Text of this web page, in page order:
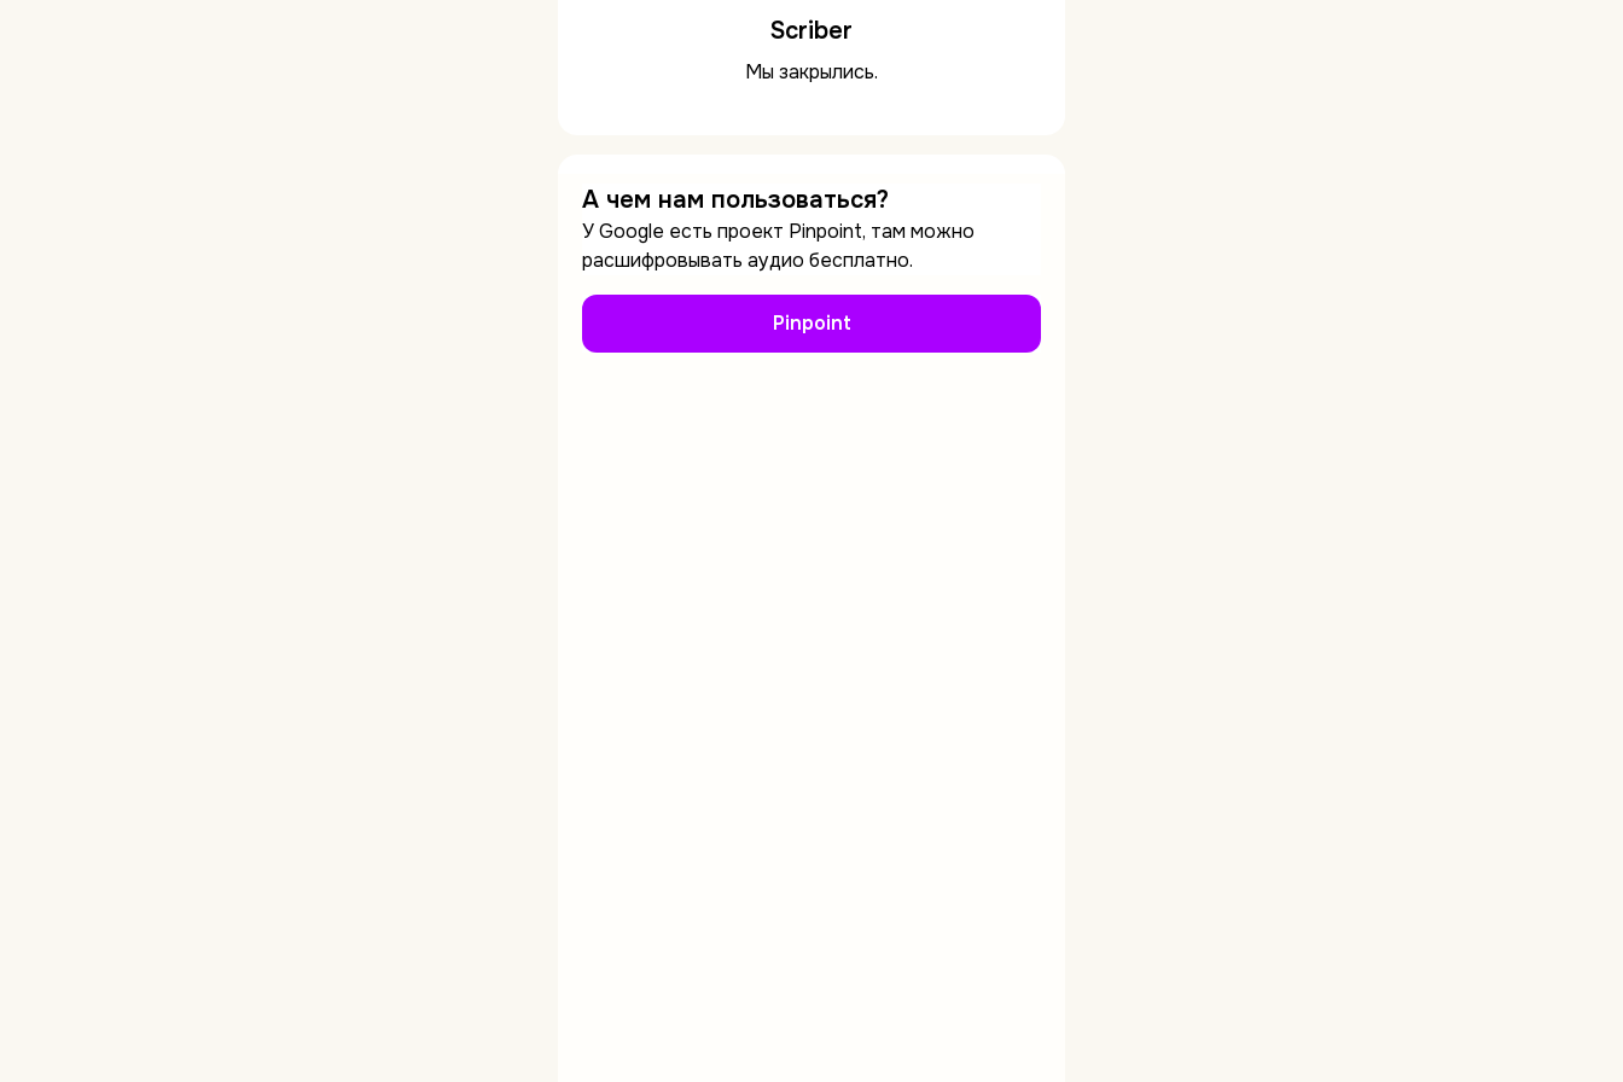
Scriber
Мы закрылись.
А чем нам пользоваться?
У Google есть проект Pinpoint, там можно
расшифровывать аудио бесплатно.
Pinpoint